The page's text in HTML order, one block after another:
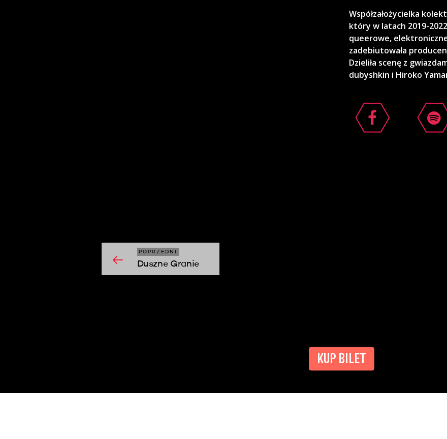
Współzałożycielka
który w latach 2019-
queerowe,
zadebiutowała
Dzieliła scenę z
dubyshkin i Hiroko
POPRZEDNI
Duszne Granie
KUP BILET